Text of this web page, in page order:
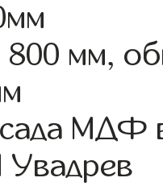
800 мм,
МДФ